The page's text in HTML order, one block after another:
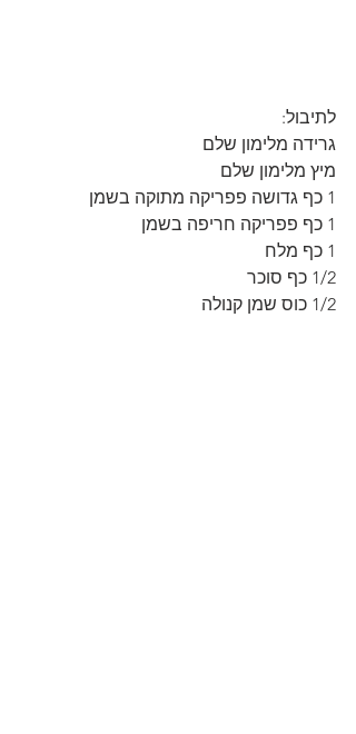
לתיבול:
גרידה מלימון שלם
מיץ מלימון שלם
1 כף גדושה פפריקה מתוקה בשמן
1 כף פפריקה חריפה בשמן
1 כף מלח
1/2 כף סוכר
1/2 כוס שמן קנולה